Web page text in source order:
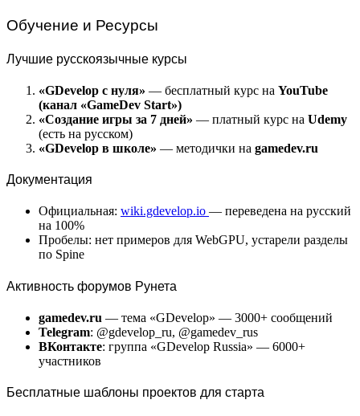
Обучение и Ресурсы
Лучшие русскоязычные курсы
«GDevelop с нуля» — бесплатный курс на YouTube
(канал «GameDev Start»)
«Создание игры за 7 дней» — платный курс на Udemy
(есть на русском)
«GDevelop в школе» — методички на gamedev.ru
Документация
Официальная: wiki.gdevelop.io — переведена на русский
на 100%
Пробелы: нет примеров для WebGPU, устарели разделы
по Spine
Активность форумов Рунета
gamedev.ru — тема «GDevelop» — 3000+ сообщений
Telegram: @gdevelop_ru, @gamedev_rus
ВКонтакте: группа «GDevelop Russia» — 6000+
участников
Бесплатные шаблоны проектов для старта